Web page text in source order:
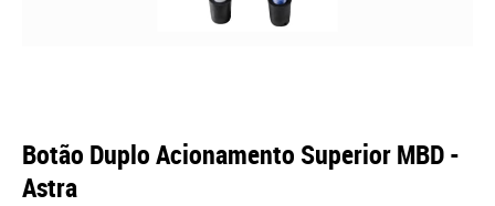
Botão Duplo Acionamento Superior MBD -
Astra